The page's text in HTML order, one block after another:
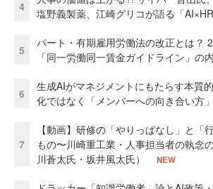
4
塩野義製薬、江崎グリコが語る「AI×HR
5
パート・有期雇用労働法の改正とは？
「同一労働同一賃金ガイドライン」の
6
生成AIがマネジメントにもたらす本質
化ではなく「メンバーへの向き合い方」
7
【動画】研修の「やりっぱなし」と「
もの〜川崎重工業・人事担当者の執念
川蒼太氏・坂井風太氏）
NEW